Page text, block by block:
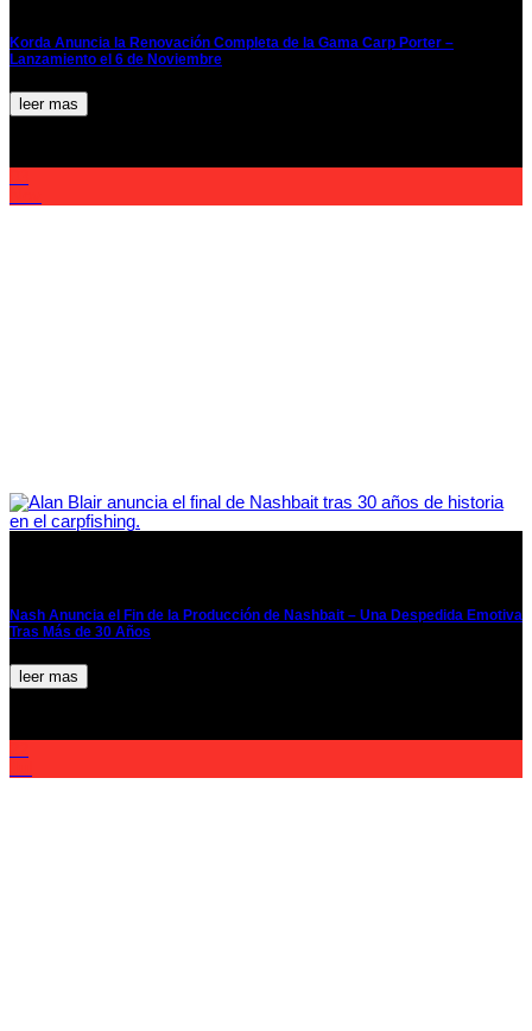
Korda Anuncia la Renovación Completa de la Gama Carp Porter –
Lanzamiento el 6 de Noviembre
leer mas
Nash Anuncia el Fin de la Producción de Nashbait – Una Despedida Emotiva
Tras Más de 30 Años
leer mas